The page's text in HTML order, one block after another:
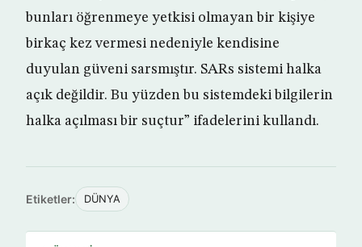
bunları öğrenmeye yetkisi olmayan bir kişiye
birkaç kez vermesi nedeniyle kendisine
duyulan güveni sarsmıştır. SARs sistemi halka
açık değildir. Bu yüzden bu sistemdeki bilgilerin
halka açılması bir suçtur” ifadelerini kullandı.
Etiketler: DÜNYA